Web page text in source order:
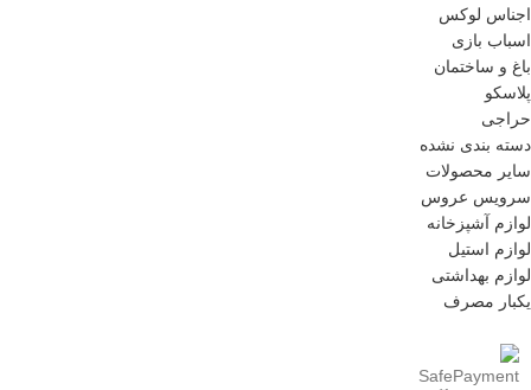
اجناس لوکس
اسباب بازی
باغ و ساختمان
پلاسکو
حراجی
دسته بندی نشده
سایر محصولات
سرویس عروس
لوازم آشپزخانه
لوازم استیل
لوازم بهداشتی
یکبار مصرف